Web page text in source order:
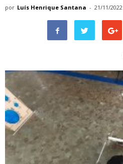
por Luís Henrique Santana - 21/11/2022